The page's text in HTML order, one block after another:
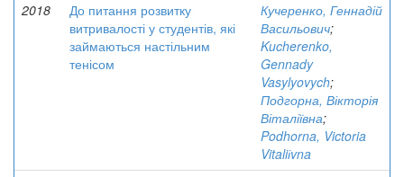
2018
До питання розвитку
витривалості у студентів, які
займаються настільним
тенісом
Кучеренко, Геннадій
Васильович;
Kucherenko,
Gennady
Vasylyovych;
Подгорна, Вікторія
Віталіївна;
Podhorna, Victoria
Vitaliіvna